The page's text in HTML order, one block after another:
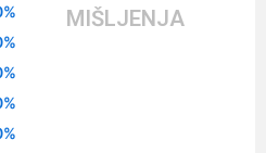
MIŠLJENJA